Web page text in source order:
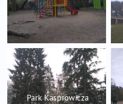
Park Kasprowicza